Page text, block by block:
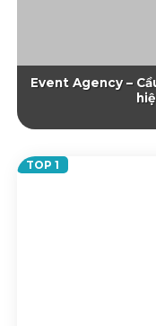
Event Agency –